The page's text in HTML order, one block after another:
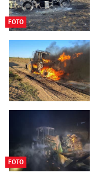
FOTO
FOTO